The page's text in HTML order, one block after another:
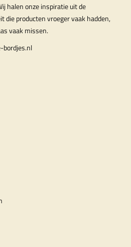
halen onze inspiratie uit de
die producten vroeger vaak hadden,
vaak missen.
bordjes.nl